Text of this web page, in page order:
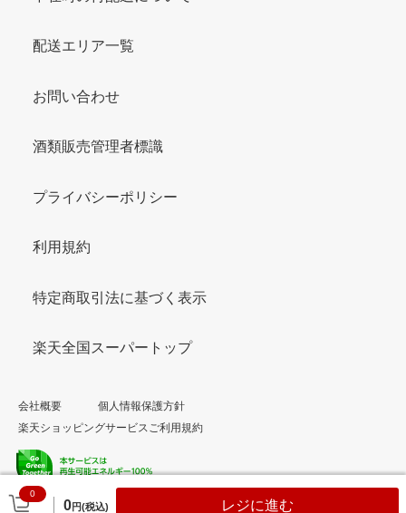
0
0円(税込) レジに進む
配送エリア一覧
お問い合わせ
酒類販売管理者標識
プライバシーポリシー
利用規約
特定商取引法に基づく表示
楽天全国スーパートップ
会社概要
個人情報保護方針
楽天ショッピングサービスご利用規約
© Rakuten Group, Inc.